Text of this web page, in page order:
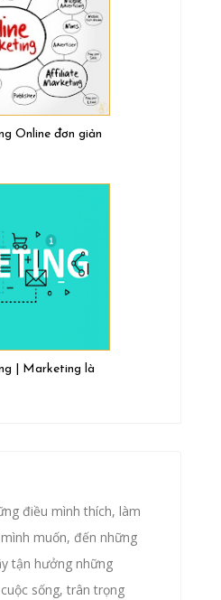
Online đơn giản
| Marketing là
điều mình thích, làm
muốn, đến những
tận hưởng những
sống, trân trọng